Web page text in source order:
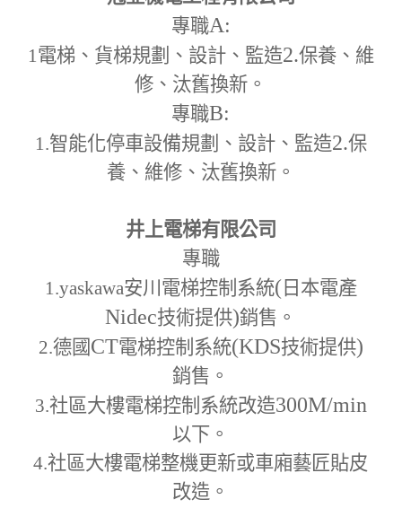
專職A:
1電梯、貨梯規劃、設計、監造2.保養、維
修、汰舊換新。
專職B:
1.智能化停車設備規劃、設計、監造2.保
養、維修、汰舊換新。
井上電梯有限公司
專職
1.yaskawa安川電梯控制系統( 日本電產
Nidec技術提供)銷售。
2.德國 CT電梯控制系統(KDS技術提供)
銷售。
3.社區大樓電梯控制系統改造300M/min
以下。
4.社區大樓電梯整機更新或車廂藝匠貼皮
改造。